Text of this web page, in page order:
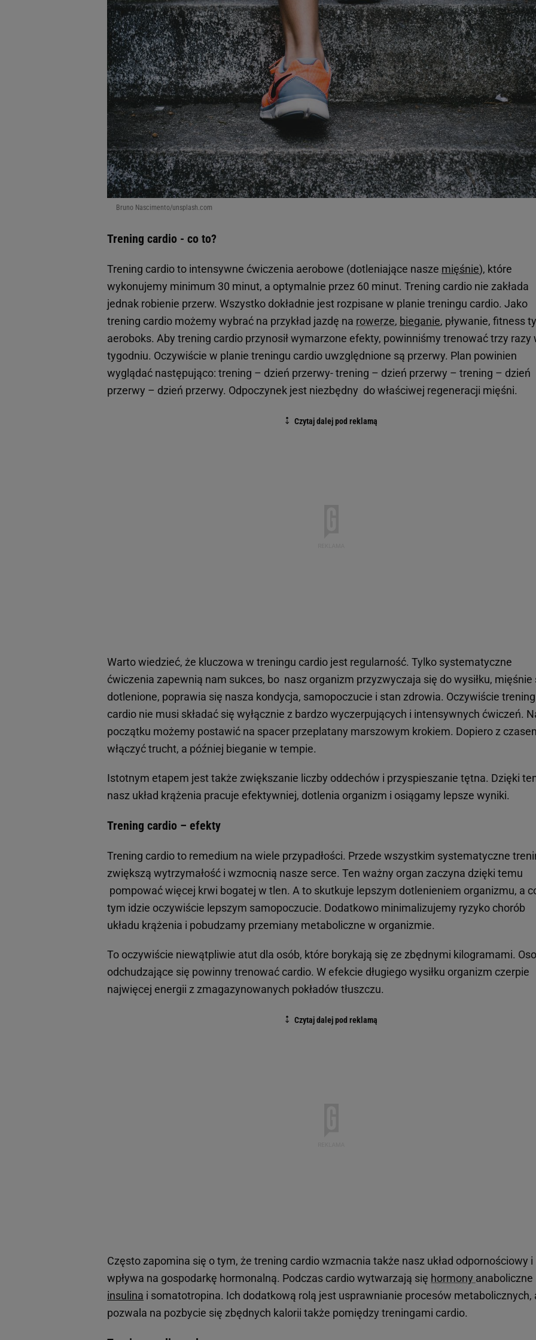
Bruno Nascimento/unsplash.com
Trening cardio - co to?
Trening cardio to intensywne ćwiczenia aerobowe (dotleniające nasze mięśnie), które
wykonujemy minimum 30 minut, a optymalnie przez 60 minut. Trening cardio nie zakłada
jednak robienie przerw. Wszystko dokładnie jest rozpisane w planie treningu cardio. Jako
trening cardio możemy wybrać na przykład jazdę na rowerze, bieganie, pływanie, fitness
aeroboks. Aby trening cardio przynosił wymarzone efekty, powinniśmy trenować trzy razy
tygodniu. Oczywiście w planie treningu cardio uwzględnione są przerwy. Plan powinien
wyglądać następująco: trening – dzień przerwy- trening – dzień przerwy – trening – dzień
przerwy – dzień przerwy. Odpoczynek jest niezbędny do właściwej regeneracji mięśni.
Warto wiedzieć, że kluczowa w treningu cardio jest regularność. Tylko systematyczne
ćwiczenia zapewnią nam sukces, bo nasz organizm przyzwyczaja się do wysiłku, mięśnie
dotlenione, poprawia się nasza kondycja, samopoczucie i stan zdrowia. Oczywiście trening
cardio nie musi składać się wyłącznie z bardzo wyczerpujących i intensywnych ćwiczeń.
początku możemy postawić na spacer przeplatany marszowym krokiem. Dopiero z
włączyć trucht, a później bieganie w tempie.
Istotnym etapem jest także zwiększanie liczby oddechów i przyspieszanie tętna. Dzięki
nasz układ krążenia pracuje efektywniej, dotlenia organizm i osiągamy lepsze wyniki.
Trening cardio – efekty
Trening cardio to remedium na wiele przypadłości. Przede wszystkim systematyczne
zwiększą wytrzymałość i wzmocnią nasze serce. Ten ważny organ zaczyna dzięki temu
pompować więcej krwi bogatej w tlen. A to skutkuje lepszym dotlenieniem organizmu, a
tym idzie oczywiście lepszym samopoczucie. Dodatkowo minimalizujemy ryzyko chorób
układu krążenia i pobudzamy przemiany metaboliczne w organizmie.
To oczywiście niewątpliwie atut dla osób, które borykają się ze zbędnymi kilogramami.
odchudzające się powinny trenować cardio. W efekcie długiego wysiłku organizm czerpie
najwięcej energii z zmagazynowanych pokładów tłuszczu.
Często zapomina się o tym, że trening cardio wzmacnia także nasz układ odpornościowy i
wpływa na gospodarkę hormonalną. Podczas cardio wytwarzają się hormony anaboliczne
insulina i somatotropina. Ich dodatkową rolą jest usprawnianie procesów metabolicznych,
pozwala na pozbycie się zbędnych kalorii także pomiędzy treningami cardio.